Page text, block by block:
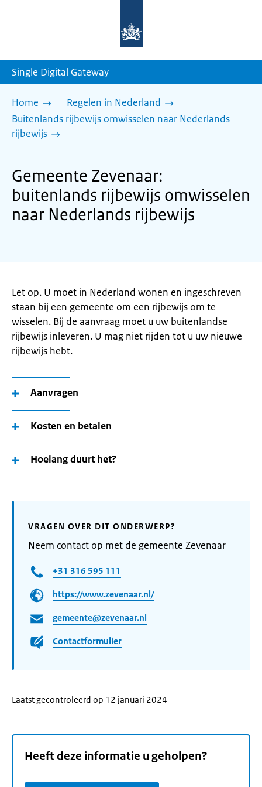
homepage
Single Digital Gateway
Home
Regelen in Nederland
Buitenlands rijbewijs omwisselen naar Nederlands
rijbewijs
Gemeente Zevenaar:
buitenlands rijbewijs omwisselen
naar Nederlands rijbewijs
Let op. U moet in Nederland wonen en ingeschreven
staan bij een gemeente om een rijbewijs om te
wisselen. Bij de aanvraag moet u uw buitenlandse
rijbewijs inleveren. U mag niet rijden tot u uw nieuwe
rijbewijs hebt.
Aanvragen
Kosten en betalen
Hoelang duurt het?
VRAGEN OVER DIT ONDERWERP?
Neem contact op met de gemeente Zevenaar
+31 316 595 111
https://www.zevenaar.nl/
gemeente@zevenaar.nl
Contactformulier
Laatst gecontroleerd op 12 januari 2024
Heeft deze informatie u geholpen?